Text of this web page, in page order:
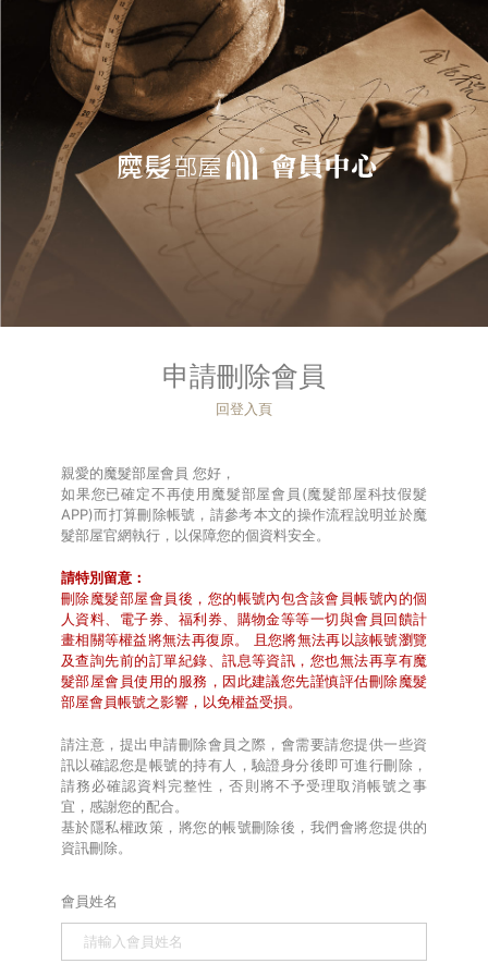
申請刪除會員
回登入頁
親愛的魔髮部屋會員 您好，
如果您已確定不再使用魔髮部屋會員(魔髮部屋科技假髮
APP)而打算刪除帳號，請參考本文的操作流程說明並於魔
髮部屋官網執行，以保障您的個資料安全。
請特別留意：
刪除魔髮部屋會員後，您的帳號內包含該會員帳號內的個
人資料、電子券、福利券、購物金等等一切與會員回饋計
畫相關等權益將無法再復原。 且您將無法再以該帳號瀏覽
及查詢先前的訂單紀錄、訊息等資訊，您也無法再享有魔
髮部屋會員使用的服務，因此建議您先謹慎評估刪除魔髮
部屋會員帳號之影響，以免權益受損。
請注意，提出申請刪除會員之際，會需要請您提供一些資
訊以確認您是帳號的持有人，驗證身分後即可進行刪除，
請務必確認資料完整性，否則將不予受理取消帳號之事
宜，感謝您的配合。
基於隱私權政策，將您的帳號刪除後，我們會將您提供的
資訊刪除。
會員姓名